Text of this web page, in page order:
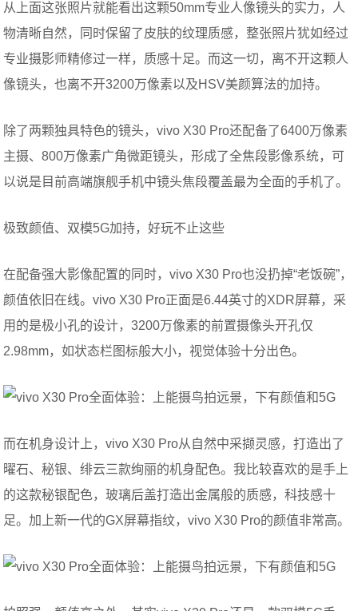
从上面这张照片就能看出这颗50mm专业人像镜头的实力，人
物清晰自然，同时保留了皮肤的纹理质感，整张照片犹如经过
专业摄影师精修过一样，质感十足。而这一切，离不开这颗人
像镜头，也离不开3200万像素以及HSV美颜算法的加持。
除了两颗独具特色的镜头，vivo X30 Pro还配备了6400万像素
主摄、800万像素广角微距镜头，形成了全焦段影像系统，可
以说是目前高端旗舰手机中镜头焦段覆盖最为全面的手机了。
极致颜值、双模5G加持，好玩不止这些
在配备强大影像配置的同时，vivo X30 Pro也没扔掉“老饭碗”，
颜值依旧在线。vivo X30 Pro正面是6.44英寸的XDR屏幕，采
用的是极小孔的设计，3200万像素的前置摄像头开孔仅
2.98mm，如状态栏图标般大小，视觉体验十分出色。
而在机身设计上，vivo X30 Pro从自然中采撷灵感，打造出了
曜石、秘银、绯云三款绚丽的机身配色。我比较喜欢的是手上
的这款秘银配色，玻璃后盖打造出金属般的质感，科技感十
足。加上新一代的GX屏幕指纹，vivo X30 Pro的颜值非常高。